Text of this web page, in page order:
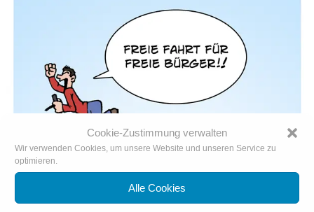
Cookie-Zustimmung verwalten
Wir verwenden Cookies, um unsere Website und unseren Service zu
optimieren.
Alle Cookies